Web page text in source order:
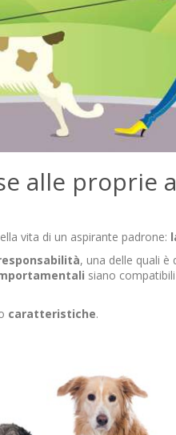
alle proprie
vita di un aspirante padrone:
, una delle quali è
siano
caratteristiche.